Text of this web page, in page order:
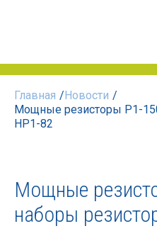
Главная /Новости /
Мощные резисторы Р1-
НР1-82
Мощные
наборы